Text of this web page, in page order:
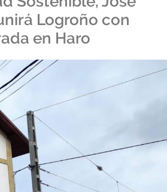
Logroño con
en Haro